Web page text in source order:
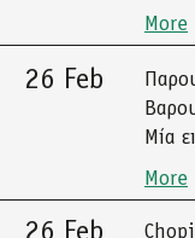
More
26 Feb
Μία
More